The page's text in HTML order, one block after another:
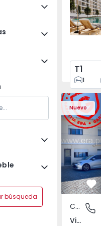
búsqueda
T1
1
Nuevo
Casa T3 Vila Nova
Casa T3
Vilar de
Casa
Vilar de Andorinho, Porto